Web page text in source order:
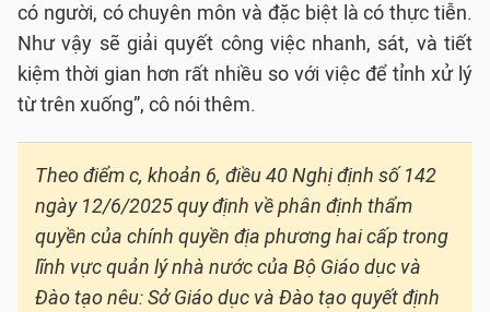
có người, có chuyên môn và đặc biệt là có thực tiễn.
Như vậy sẽ giải quyết công việc nhanh, sát, và tiết
kiệm thời gian hơn rất nhiều so với việc để tỉnh xử lý
từ trên xuống”, cô nói thêm.
Theo điểm c, khoản 6, điều 40 Nghị định số 142
ngày 12/6/2025 quy định về phân định thẩm
quyền của chính quyền địa phương hai cấp trong
lĩnh vực quản lý nhà nước của Bộ Giáo dục và
Đào tạo nêu: Sở Giáo dục và Đào tạo quyết định